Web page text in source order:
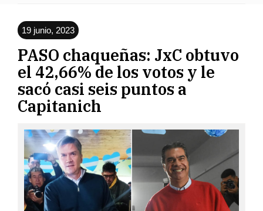
19 junio, 2023
PASO chaqueñas: JxC obtuvo
el 42,66% de los votos y le
sacó casi seis puntos a
Capitanich